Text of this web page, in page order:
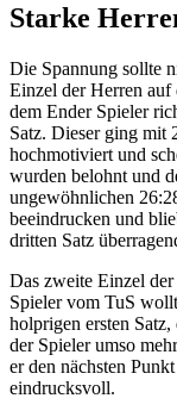
Starke
Die Spannung sollte
Einzel der Herren
dem Ender Spieler
Satz. Dieser ging mit
hochmotiviert und
wurden belohnt und
ungewöhnlichen
beeindrucken und
dritten Satz
Das zweite Einzel
Spieler vom TuS
holprigen ersten
der Spieler umso
er den nächsten
eindrucksvoll.